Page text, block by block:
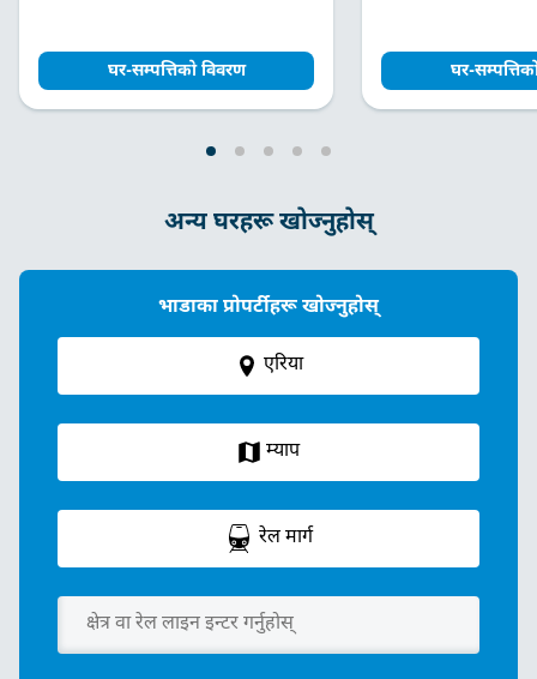
घर-सम्पत्तिको विवरण घर-
अन्य घरहरू खोज्नुहोस्
भाडाका प्रोपर्टीहरू खोज्नुहोस्
एरिया
म्याप
रेल मार्ग